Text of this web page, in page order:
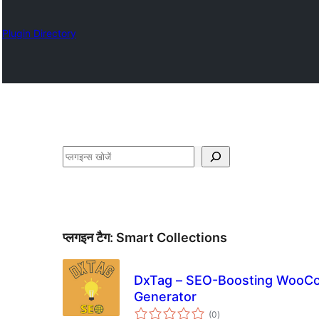
Plugin Directory
खोजें
प्लगइन टैग: Smart Collections
DxTag – SEO-Boosting
Generator
(0कुल
)